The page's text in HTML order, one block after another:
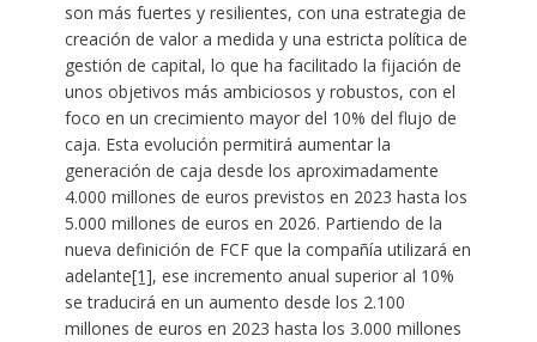
son más fuertes y resilientes, con una estrategia de
creación de valor a medida y una estricta política de
gestión de capital, lo que ha facilitado la fijación de
unos objetivos más ambiciosos y robustos, con el
foco en un crecimiento mayor del 10% del flujo de
caja. Esta evolución permitirá aumentar la
generación de caja desde los aproximadamente
4.000 millones de euros previstos en 2023 hasta los
5.000 millones de euros en 2026. Partiendo de la
nueva definición de FCF que la compañía utilizará en
adelante[1], ese incremento anual superior al 10%
se traducirá en un aumento desde los 2.100
millones de euros en 2023 hasta los 3.000 millones